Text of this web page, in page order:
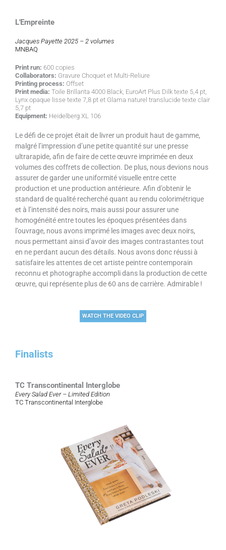
L'Empreinte
Jacques Payette 2025 – 2 volumes
MNBAQ
Print run: 600 copies
Collaborators: Gravure Choquet et Multi-Reliure
Printing process: Offset
Print media: Toile Brillanta 4000 Black, EuroArt Plus Dilk texte 5,4 pt,
Lynx opaque lisse texte 7,8 pt et Glama naturel translucide texte clair
5,7 pt
Equipment: Heidelberg XL 106
Le défi de ce projet était de livrer un produit haut de gamme,
malgré l’impression d’une petite quantité sur une presse
ultrarapide, afin de faire de cette œuvre imprimée en deux
volumes des coffrets de collection. De plus, nous devions nous
assurer de garder une uniformité visuelle entre cette
production et une production antérieure. Afin d’obtenir le
standard de qualité recherché quant au rendu colorimétrique
et à l’intensité des noirs, mais aussi pour assurer une
homogénéité entre toutes les époques présentées dans
l’ouvrage, nous avons imprimé les images avec deux noirs,
nous permettant ainsi d’avoir des images contrastantes tout
en ne perdant aucun des détails. Nous avons donc réussi à
satisfaire les attentes de cet artiste peintre contemporain
reconnu et photographe accompli dans la production de cette
œuvre, qui représente plus de 60 ans de carrière. Admirable !
WATCH THE VIDEO CLIP
Finalists
TC Transcontinental Interglobe
Every Salad Ever – Limited Edition
TC Transcontinental Interglobe